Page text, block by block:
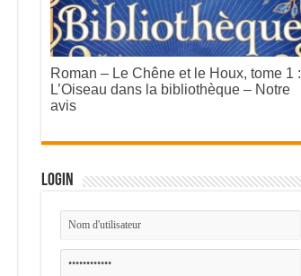
Roman – Le Chêne et le Houx, tome 1 :
L’Oiseau dans la bibliothèque – Notre
avis
Login